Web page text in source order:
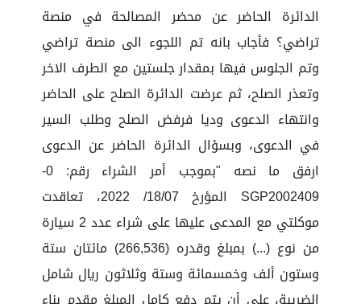
الدائرة الحاضر عن محضر المصالحة في منصة
تراضي؟ فأجاب بانه تم اللجوء الى منصة تراضي
وتم الجلوس فيها بمقدار جلستين مع الطرف الاخر
وتعذر الصلح، ثم عرضت الدائرة الصلح على الحاضر
وانتهاء الدعوى وديا فرفض الصلح وطلب السير
في الدعوى، وبسؤال الدائرة الحاضر عن الدعوى
ارفق ما نصه "بموجب أمر الشراء رقم: 0-
SGP2002409 المؤرخ 18/07/ 2022، تعاقدت
موكلتي مع المدعى عليها على شراء عدد 2 سيارة
من نوع (...) بمبلغ وقدره (266,536) مائتان ستة
وستون ألف وخمسمائة وستة وثلاثون ريال شامل